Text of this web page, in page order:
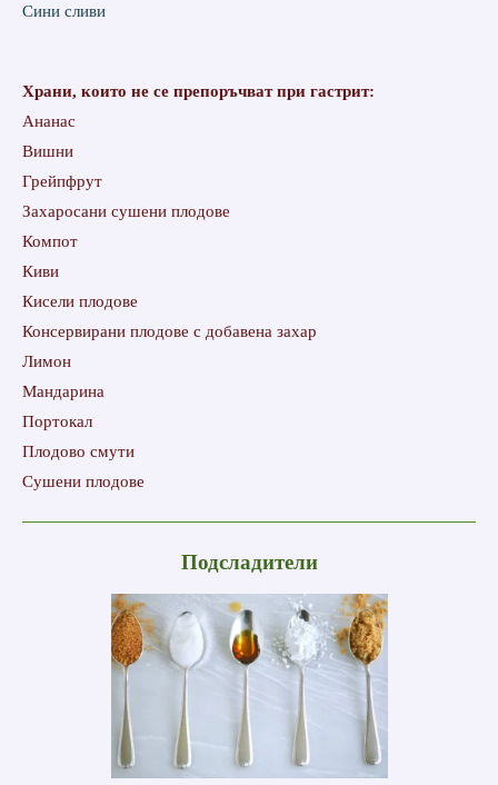
Сини сливи
Храни, които не се препоръчват при гастрит:
Ананас
Вишни
Грейпфрут
Захаросани сушени плодове
Компот
Киви
Кисели плодове
Консервирани плодове с добавена захар
Лимон
Мандарина
Портокал
Плодово смути
Сушени плодове
Подсладители